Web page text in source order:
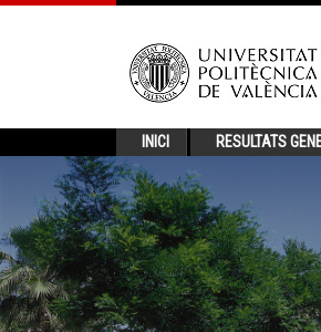
INICI RESULTATS